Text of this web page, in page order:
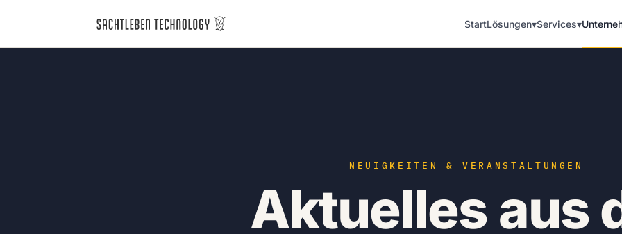
StartLösungen▾Services▾
NEUIGKEITEN & VERANSTALTUNGEN
Aktuelles aus